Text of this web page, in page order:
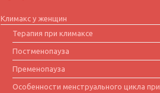
Климакс у женщин
Терапия при климаксе
Постменопауза
Пременопауза
Особенности менструального цикла при